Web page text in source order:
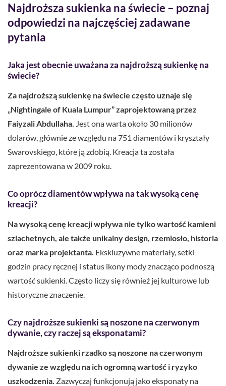
Najdroższa sukienka na świecie – poznaj
odpowiedzi na najczęściej zadawane
pytania
Jaka jest obecnie uważana za najdroższą sukienkę na
świecie?
Za najdroższą sukienkę na świecie często uznaje się
„Nightingale of Kuala Lumpur” zaprojektowaną przez
Faiyzali Abdullaha. Jest ona warta około 30 milionów
dolarów, głównie ze względu na 751 diamentów i kryształy
Swarovskiego, które ją zdobią. Kreacja ta została
zaprezentowana w 2009 roku.
Co oprócz diamentów wpływa na tak wysoką cenę
kreacji?
Na wysoką cenę kreacji wpływa nie tylko wartość kamieni
szlachetnych, ale także unikalny design, rzemiosło, historia
oraz marka projektanta. Ekskluzywne materiały, setki
godzin pracy ręcznej i status ikony mody znacząco podnoszą
wartość sukienki. Często liczy się również jej kulturowe lub
historyczne znaczenie.
Czy najdroższe sukienki są noszone na czerwonym
dywanie, czy raczej są eksponatami?
Najdroższe sukienki rzadko są noszone na czerwonym
dywanie ze względu na ich ogromną wartość i ryzyko
uszkodzenia. Zazwyczaj funkcjonują jako eksponaty na